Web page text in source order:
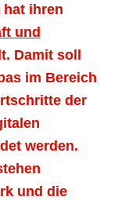
ihren
und
Damit soll
im Bereich
der
werden.
und die